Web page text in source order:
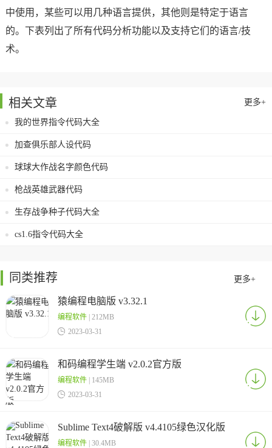
中使用，某些可以用几种语言提供，其他则是特定于语言
的。下表列出了所有代码分析功能以及支持它们的语言/技
术。
相关文章 更多+
我的世界指令代码大全
加查俱乐部人设代码
球球大作战名字颜色代码
枪战英雄武器代码
生存战争种子代码大全
cs1.6指令代码大全
同类推荐 更多+
猿编程电脑版 v3.32.1
编程软件| 212MB
 2023-03-31
和码编程学生端 v2.0.2官方版
编程软件| 145MB
 2023-03-31
Sublime Text4破解版 v4.4105绿色汉化版
编程软件| 30.4MB